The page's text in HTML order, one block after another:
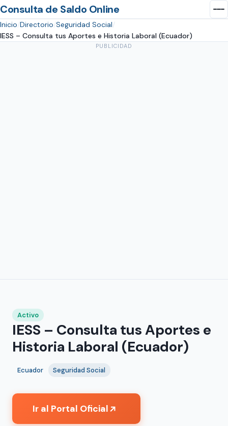
Consulta de Saldo Online
Inicio Directorio Seguridad Social
IESS – Consulta tus Aportes e Historia Laboral (Ecuador)
PUBLICIDAD
Activo
IESS – Consulta tus Aportes e
Historia Laboral (Ecuador)
Ecuador Seguridad Social
Ir al Portal Oficial↗